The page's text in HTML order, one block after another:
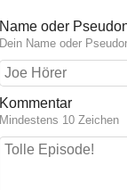
Name oder
Dein Name oder
Kommentar
Mindestens 10 Zeichen